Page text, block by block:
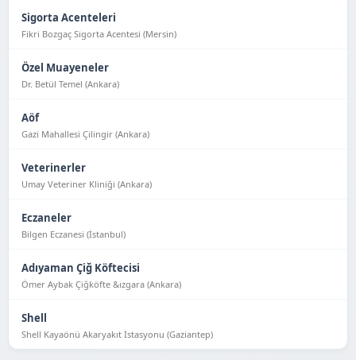
Sigorta Acenteleri
Fikri Bozgaç Sigorta Acentesi (Mersin)
Özel Muayeneler
Dr. Betül Temel (Ankara)
Aöf
Gazi Mahallesi Çilingir (Ankara)
Veterinerler
Umay Veteriner Kliniği (Ankara)
Eczaneler
Bilgen Eczanesi (İstanbul)
Adıyaman Çiğ Köftecisi
Ömer Aybak Çiğköfte &ızgara (Ankara)
Shell
Shell Kayaönü Akaryakıt İstasyonu (Gaziantep)